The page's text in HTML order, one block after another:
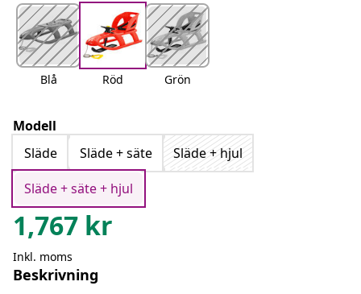
Blå Röd Grön
Modell
Släde
Släde + säte
Släde + hjul
Släde + säte + hjul
1,767 kr
Inkl. moms
Beskrivning